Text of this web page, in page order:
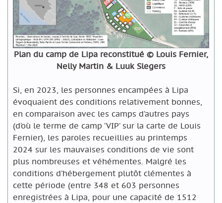
Plan du camp de Lipa reconstitué © Louis Fernier,
Nelly Martin & Luuk Slegers
Si, en 2023, les personnes encampées à Lipa
évoquaient des conditions relativement bonnes,
en comparaison avec les camps d’autres pays
(d’où le terme de camp ’VIP’ sur la carte de Louis
Fernier), les paroles recueillies au printemps
2024 sur les mauvaises conditions de vie sont
plus nombreuses et véhémentes. Malgré les
conditions d’hébergement plutôt clémentes à
cette période (entre 348 et 603 personnes
enregistrées à Lipa, pour une capacité de 1512